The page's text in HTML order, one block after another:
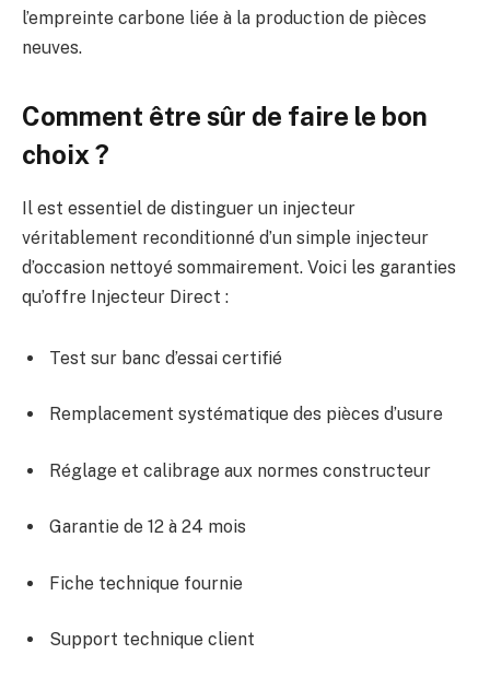
l’empreinte carbone liée à la production de pièces
neuves.
Comment être sûr de faire le bon
choix ?
Il est essentiel de distinguer un injecteur
véritablement reconditionné d’un simple injecteur
d’occasion nettoyé sommairement. Voici les garanties
qu’offre Injecteur Direct :
Test sur banc d’essai certifié
Remplacement systématique des pièces d’usure
Réglage et calibrage aux normes constructeur
Garantie de 12 à 24 mois
Fiche technique fournie
Support technique client